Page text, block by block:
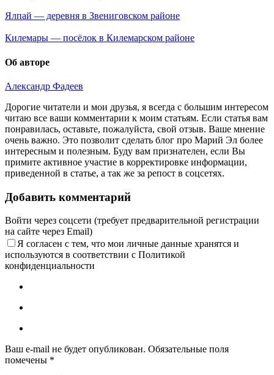
Ялпай — деревня в Звениговском районе
Килемары — посёлок в Килемарском районе
Об авторе
Александр Фадеев
Дорогие читатели и мои друзья, я всегда с большим интересом
читаю все ваши комментарии к моим статьям. Если статья вам
понравилась, оставьте, пожалуйста, свой отзыв. Ваше мнение
очень важно. Это позволит сделать блог про Марий Эл более
интересным и полезным. Буду вам признателен, если Вы
примите активное участие в корректировке информации,
приведенной в статье, а так же за репост в соцсетях.
Добавить комментарий
Войти через соцсети (требует предварительной регистрации
на сайте через Email)
Я согласен с тем, что мои личные данные хранятся и
используются в соответствии с Политикой
конфиденциальности
Ваш e-mail не будет опубликован. Обязательные поля
помечены *